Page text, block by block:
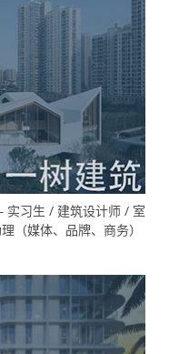
实习生 / 建筑设计师 / 室
（媒体、品牌、商务）